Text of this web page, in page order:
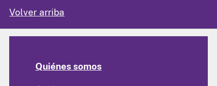
Volver arriba
Quiénes somos